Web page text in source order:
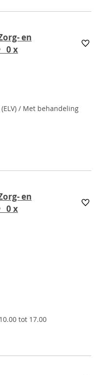
en
0 x
/ Met behandeling
en
0 x
tot 17.00